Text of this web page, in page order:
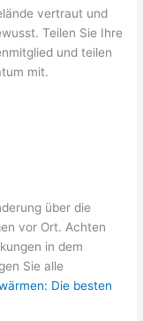
vertraut und
Teilen Sie Ihre
und teilen
mit.
über die
vor Ort. Achten
in dem
Sie alle
Die besten